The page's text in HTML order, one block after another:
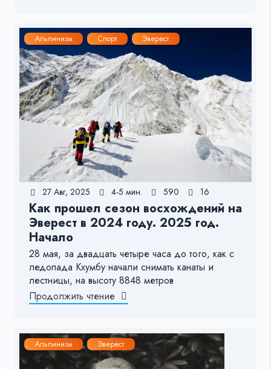
Альпинизм Спорт Эверест
27 Авг, 2025 4-5 мин. 590 16
Как прошел сезон восхождений на
Эверест в 2024 году. 2025 год.
Начало
28 мая, за двадцать четыре часа до того, как с
ледопада Кхумбу начали снимать канаты и
лестницы, на высоту 8848 метров
Продолжить чтение
Альпинизм Эверест